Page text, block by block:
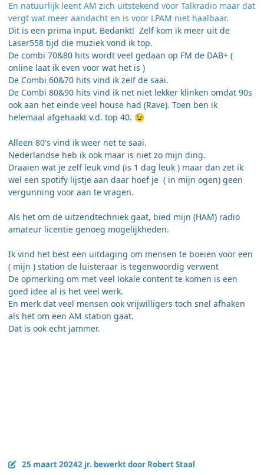
En natuurlijk leent AM zich uitstekend voor Talkradio maar dat
vergt wat meer aandacht en is voor LPAM niet haalbaar.
Dit is een prima input. Bedankt! Zelf kom ik meer uit de
Laser558 tijd die muziek vond ik top.
De combi 70&80 hits wordt veel gedaan op FM de DAB+ (
online laat ik even voor wat het is )
De Combi 60&70 hits vind ik zelf de saai.
De Combi 80&90 hits vind ik net niet lekker klinken omdat 90s
ook aan het einde veel house had (Rave). Toen ben ik
helemaal afgehaakt v.d. top 40. 😉
Alleen 80's vind ik weer net te saai.
Nederlandse heb ik ook maar is niet zo mijn ding.
Draaien wat je zelf leuk vind (is 1 dag leuk ) maar dan zet ik
wel een spotify lijstje aan daar hoef je ( in mijn ogen) geen
vergunning voor aan te vragen.
Als het om de uitzendtechniek gaat, bied mijn (HAM) radio
amateur licentie genoeg mogelijkheden.
Ik vind het best een uitdaging om mensen te boeien voor een
( mijn ) station de luisteraar is tegenwoordig verwent
De opmerking om met veel lokale content te komen is een
goed idee al is het veel werk.
En merk dat veel mensen ook vrijwilligers toch snel afhaken
als het om een AM station gaat.
Dat is ook echt jammer.
25 maart 20242 jr. bewerkt door Robert Staal